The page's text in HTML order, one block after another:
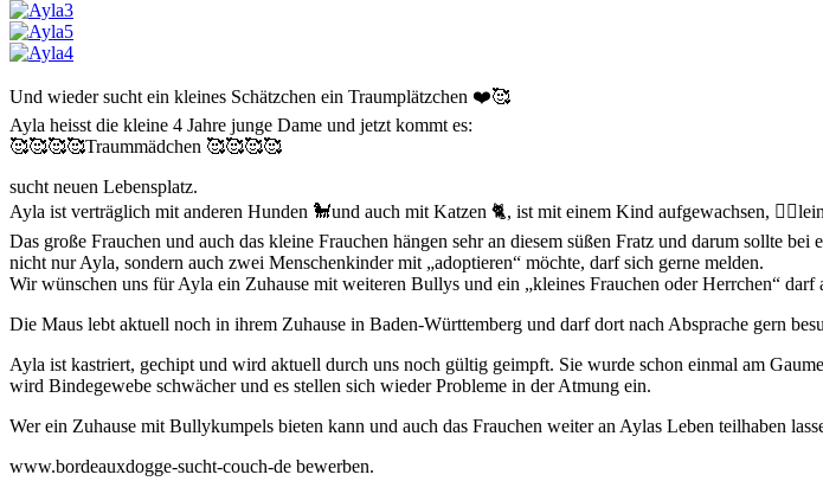
Und wieder sucht ein kleines Schätzchen ein Traumplätzchen ❤️🥰
Ayla heisst die kleine 4 Jahre junge Dame und jetzt kommt es:
🥰🥰🥰🥰Traummädchen 🥰🥰🥰🥰
sucht neuen Lebensplatz.
Ayla ist verträglich mit anderen Hunden 🐩und auch mit Katzen 🐈, ist mit einem Kind aufgewachsen,
Das große Frauchen und auch das kleine Frauchen hängen sehr an diesem süßen Fratz und darum sollte
nicht nur Ayla, sondern auch zwei Menschenkinder mit „adoptieren“ möchte, darf sich gerne melden.
Wir wünschen uns für Ayla ein Zuhause mit weiteren Bullys und ein „kleines Frauchen oder Herrchen“ darf
Die Maus lebt aktuell noch in ihrem Zuhause in Baden-Württemberg und darf dort nach Absprache gern
Ayla ist kastriert, gechipt und wird aktuell durch uns noch gültig geimpft. Sie wurde schon einmal am
wird Bindegewebe schwächer und es stellen sich wieder Probleme in der Atmung ein.
Wer ein Zuhause mit Bullykumpels bieten kann und auch das Frauchen weiter an Aylas Leben teilhaben
www.bordeauxdogge-sucht-couch-de bewerben.